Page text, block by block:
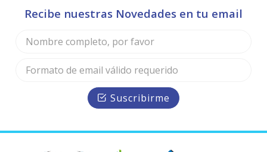
Recibe nuestras Novedades en tu email
Suscribirme